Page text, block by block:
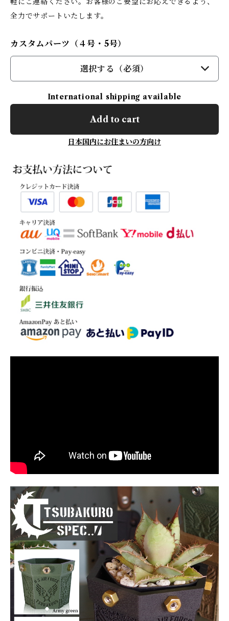
全力でサポートいたします。
カスタムパーツ（４号・5号）
選択する（必須）
International shipping available
Add to cart
日本国内にお住まいの方向け